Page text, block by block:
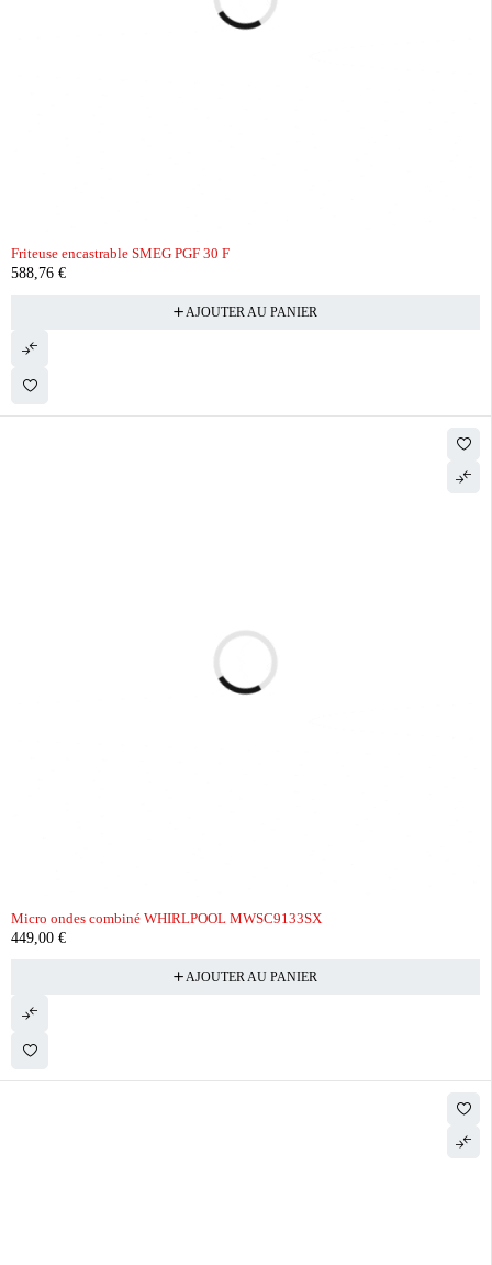
Friteuse encastrable SMEG PGF 30 F
588,76 €
AJOUTER AU PANIER
Micro ondes combiné WHIRLPOOL MWSC9133SX
449,00 €
AJOUTER AU PANIER